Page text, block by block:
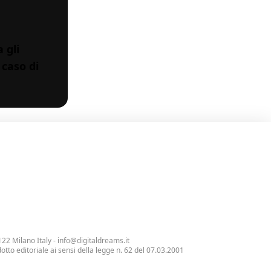
di
Milano Italy - info@digitaldreams.it
editoriale ai sensi della legge n. 62 del 07.03.2001